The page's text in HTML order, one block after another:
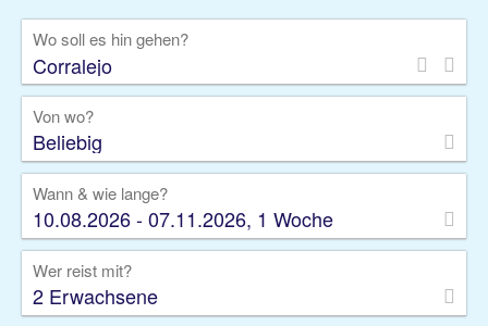
Rundreise
Kreuzfahrt
Gruppenreise
Camper Privattransfer
Wo soll es hin gehen?
Von wo?
Beliebig
Wann & wie lange?
10.08.2026 - 07.11.2026, 1 Woche
Wer reist mit?
2 Erwachsene